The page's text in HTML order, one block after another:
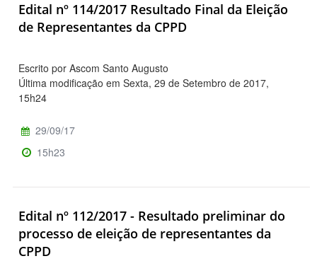
Edital nº 114/2017 Resultado Final da Eleição
de Representantes da CPPD
Escrito por Ascom Santo Augusto
Última modificação em Sexta, 29 de Setembro de 2017,
15h24
29/09/17
15h23
Edital nº 112/2017 - Resultado preliminar do
processo de eleição de representantes da
CPPD